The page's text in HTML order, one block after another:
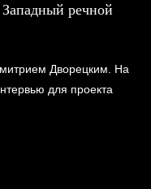
речной
Дворецким. На
для проекта